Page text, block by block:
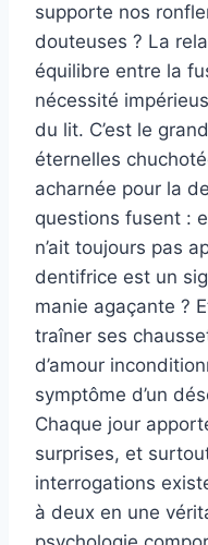
supporte nos
douteuses ? La
équilibre entre la
nécessité
du lit. C’est le
éternelles
acharnée pour la
questions fusent :
n’ait toujours pas
dentifrice est un
manie agaçante ?
traîner ses
d’amour
symptôme d’un
Chaque jour
surprises, et
interrogations
à deux en une